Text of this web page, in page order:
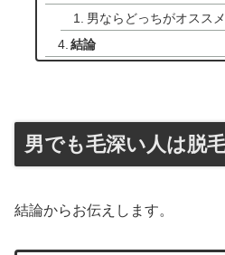
男ならどっちがオスス
結論
男でも毛深い人は脱
結論からお伝えします。